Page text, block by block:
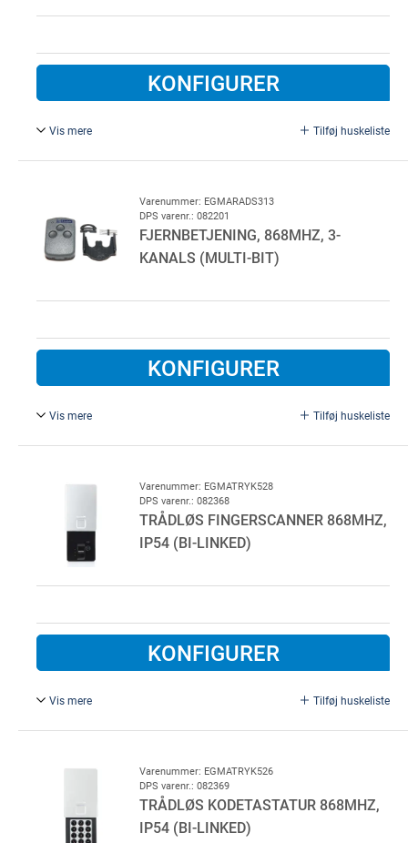
KONFIGURER
Vis mere Tilføj huskeliste
Varenummer: EGMARADS313
DPS varenr.: 082201
FJERNBETJENING, 868MHZ, 3-
KANALS (MULTI-BIT)
KONFIGURER
Vis mere Tilføj huskeliste
Varenummer: EGMATRYK528
DPS varenr.: 082368
TRÅDLØS FINGERSCANNER 868MHZ,
IP54 (BI-LINKED)
KONFIGURER
Vis mere Tilføj huskeliste
monteret en Bi-Linked modtager. 20 fingre kan indlæses
Varenummer: EGMATRYK526
DPS varenr.: 082369
TRÅDLØS KODETASTATUR 868MHZ,
IP54 (BI-LINKED)